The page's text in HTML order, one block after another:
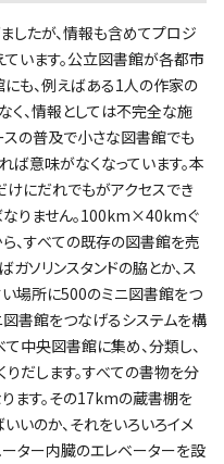
したが、情報も含めてプロジ
います。公立図書館が各都市
にも、例えばある1人の作家の
く、情報としては不完全な施
スの普及で小さな図書館でも
意味がなくなっています。本
けにだれでもがアクセスでき
りません。100km×40kmぐ
、すべての既存の図書館を売
ガソリンスタンドの脇とか、ス
い場所に500のミニ図書館をつ
図書館をつなげるシステムを構
中央図書館に集め、分類し、
だします。すべての書物を分
ます。その17kmの蔵書棚を
いのか、それをいろいろイメ
ーター内臓のエレベーターを設